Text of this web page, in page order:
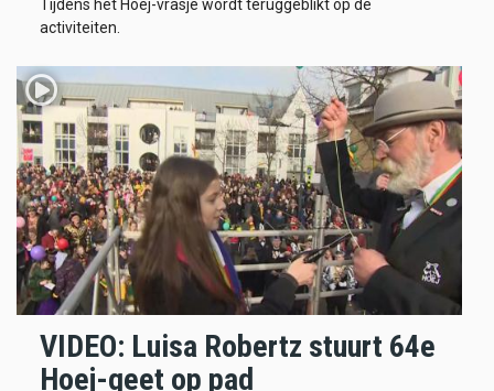
Tijdens het Hoej-vrasje wordt teruggeblikt op de
activiteiten.
VIDEO: Luisa Robertz stuurt 64e
Hoej-geet op pad